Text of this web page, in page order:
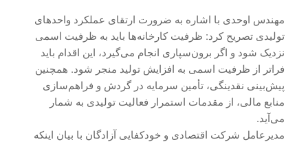
مهندس اوحدی با اشاره به ضرورت ارتقای عملکرد واحدهای
تولیدی تصریح کرد: ظرفیت کارخانه‌ها باید به ظرفیت اسمی
نزدیک شود و اگر برون‌سپاری انجام می‌گیرد، این اقدام باید
فراتر از ظرفیت اسمی به افزایش تولید منجر شود. همچنین
پیش‌بینی نقدینگی، تأمین سرمایه در گردش و فراهم‌سازی
منابع مالی، از مقدمات استمرار فعالیت تولیدی به شمار
می‌آید.
مدیرعامل شرکت اقتصادی و خودکفایی آزادگان با بیان اینکه